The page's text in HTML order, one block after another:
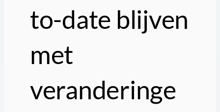
to-date blijven
met
veranderinge